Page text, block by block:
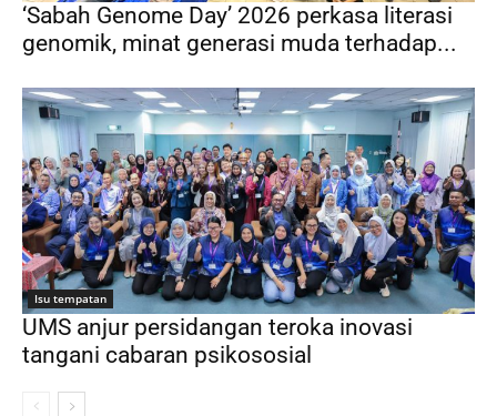
‘Sabah Genome Day’ 2026 perkasa literasi
genomik, minat generasi muda terhadap...
Isu tempatan
UMS anjur persidangan teroka inovasi
tangani cabaran psikososial